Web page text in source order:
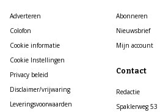
Adverteren
Colofon
Cookie informatie
Cookie Instellingen
Privacy beleid
Disclaimer/vrijwaring
Leveringsvoorwaarden
Abonneren
Nieuwsbrief
Mijn account
Contact
Redactie
Spaklerweg 53